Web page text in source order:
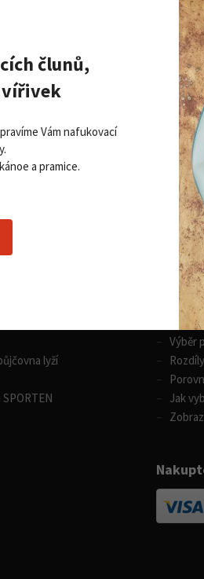
Zobrazit všechny
Viking nově v naší
2026
více
lyží
Vodní
Výběr
Jak
člunů,
vířivek
Vám nafukovací
a pramice.